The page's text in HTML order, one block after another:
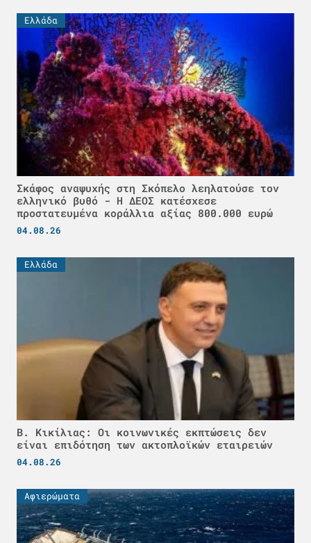
Ελλάδα
Σκάφος αναψυχής στη Σκόπελο λεηλατούσε τον
ελληνικό βυθό - H ΔΕΟΣ κατέσχεσε
προστατευμένα κοράλλια αξίας 800.000 ευρώ
04.08.26
Ελλάδα
Β. Κικίλιας: Οι κοινωνικές εκπτώσεις δεν
είναι επιδότηση των ακτοπλοϊκών εταιρειών
04.08.26
Αφιερώματα